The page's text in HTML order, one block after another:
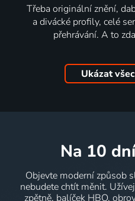
Třeba originální znění,
a divácké profily, celé
přehrávání. A to
Ukázat
na 10 dní
Objevte moderní způsob
nebudete chtít měnit.
zpětně, balíček HBO,